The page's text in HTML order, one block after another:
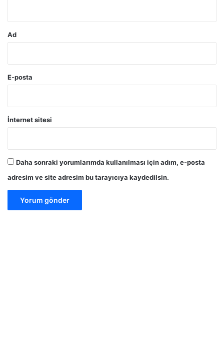
Ad
E-posta
İnternet sitesi
Daha sonraki yorumlarımda kullanılması için adım, e-posta
adresim ve site adresim bu tarayıcıya kaydedilsin.